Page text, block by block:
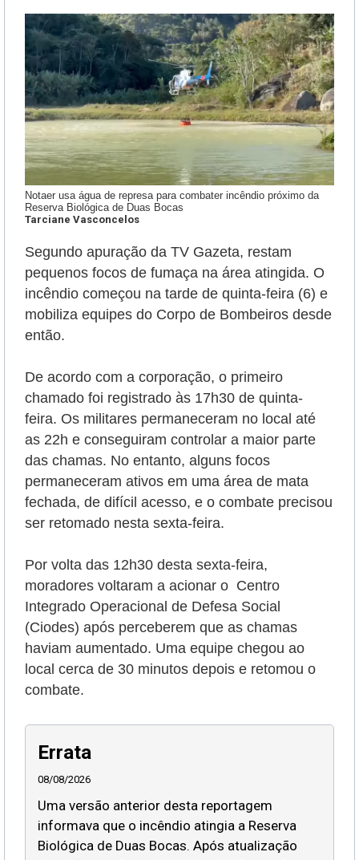
Notaer usa água de represa para combater incêndio próximo da
Reserva Biológica de Duas Bocas
Tarciane Vasconcelos
Segundo apuração da TV Gazeta, restam
pequenos focos de fumaça na área atingida. O
incêndio começou na tarde de quinta-feira (6) e
mobiliza equipes do Corpo de Bombeiros desde
então.
De acordo com a corporação, o primeiro
chamado foi registrado às 17h30 de quinta-
feira. Os militares permaneceram no local até
as 22h e conseguiram controlar a maior parte
das chamas. No entanto, alguns focos
permaneceram ativos em uma área de mata
fechada, de difícil acesso, e o combate precisou
ser retomado nesta sexta-feira.
Por volta das 12h30 desta sexta-feira,
moradores voltaram a acionar o Centro
Integrado Operacional de Defesa Social
(Ciodes) após perceberem que as chamas
haviam aumentado. Uma equipe chegou ao
local cerca de 30 minutos depois e retomou o
combate.
Errata
08/08/2026
Uma versão anterior desta reportagem
informava que o incêndio atingia a Reserva
Biológica de Duas Bocas. Após atualização